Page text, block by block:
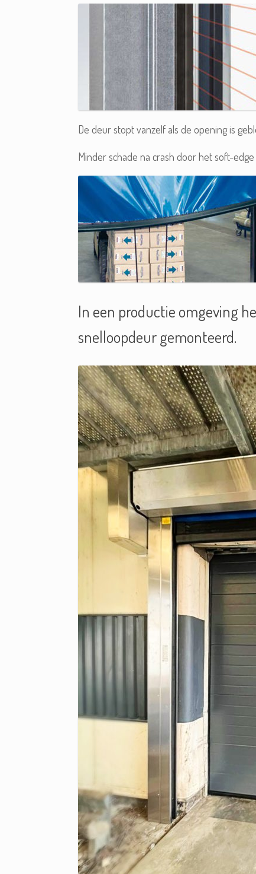
De deur stopt vanzelf als de opening is
Minder schade na crash door het soft-
In een productie omgeving
snelloopdeur gemonteerd.